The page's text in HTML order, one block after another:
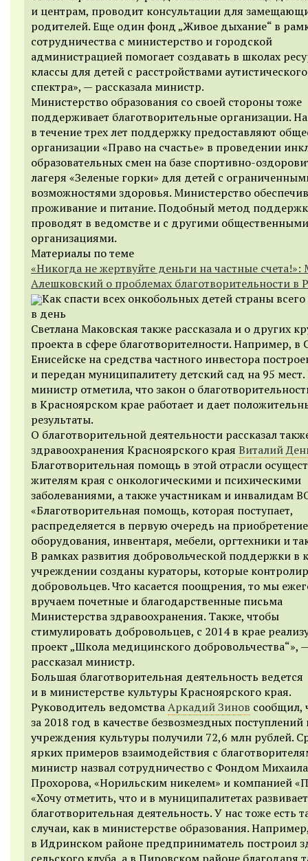
и центрам, проводит консультации для
родителей. Еще один фонд „Живое дыхание“ в
сотрудничества с министерство и городской
администрацией помогает создавать в школах
классы для детей с расстройствами аутистического
спектра», — рассказала министр.
Министерство образования со своей стороны тоже
поддерживает благотворительные организации.
в течение трех лет поддержку предоставляют
организации «Право на счастье» в проведении
образовательных смен на базе спортивно-
лагеря «Зеленые горки» для детей с
возможностями здоровья. Министерство
проживание и питание. Подобный метод
проводят в ведомстве и с другими общественными
организациями.
Материалы по теме
«Никогда не жертвуйте деньги на частные счета!»:
Алешковский о проблемах благотворительности в
Как спасти всех онкобольных детей страны всего
в день
Светлана Маковская также рассказала и о других
проекта в сфере благотворителности. Например, в
Енисейске на средства частного инвестора
и передан муниципалитету детский сад на 95
министр отметила, что закон о
в Красноярском крае работает и дает
результаты.
О благотворительной деятельности рассказал
здравоохранения Красноярского края Виталий
Благотворительная помощь в этой отрасли
жителям края с онкологическими и психическими
заболеваниями, а также участникам и инвалидам
«Благотворительная помощь, которая поступает,
распределяется в первую очередь на приобретение
оборудования, инвентаря, мебели, оргтехники и
В рамках развития добровольческой поддержки в
учреждении созданы кураторы, которые
добровольцев. Что касается поощрения, то мы
вручаем почетные и благодарственные письма
Министерства здравоохранения. Также, чтобы
стимулировать добровольцев, с 2014 в крае
проект „Школа медицинского добровольчества“»,
рассказал министр.
Большая благотворительная деятельность ведется
и в министерстве культуры Красноярского края.
Руководитель ведомстваАркадий Зинов сообщил,
за 2018 год в качестве безвозмездных поступлений
учреждения культуры получили 72,6 млн рублей.
ярких примеров взаимодействия с
министр назвал сотрудничество с Фондом Михаила
Прохорова, «Норильским никелем» и компанией
«Хочу отметить, что и в муниципалитетах
благотворительная деятельность. У нас тоже есть
случаи, как в министерстве образования.
в Идринском районе предприниматель построил